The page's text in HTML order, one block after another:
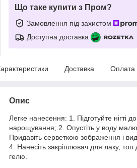
Що таке купити з Пром?
Замовлення під захистом
Доступна доставка
Доставка Оплата
Опис
Легке нанесення: 1. Підготуйте нігті
нарощування; 2. Опустіть у воду
Придавіть серветкою зображення і
4. Нанесіть закріплювач для лаку, топ
гелю.